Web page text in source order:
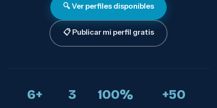
🔍 Ver perfiles disponibles
📋 Publicar mi perfil gratis
6+ 3 100% +50